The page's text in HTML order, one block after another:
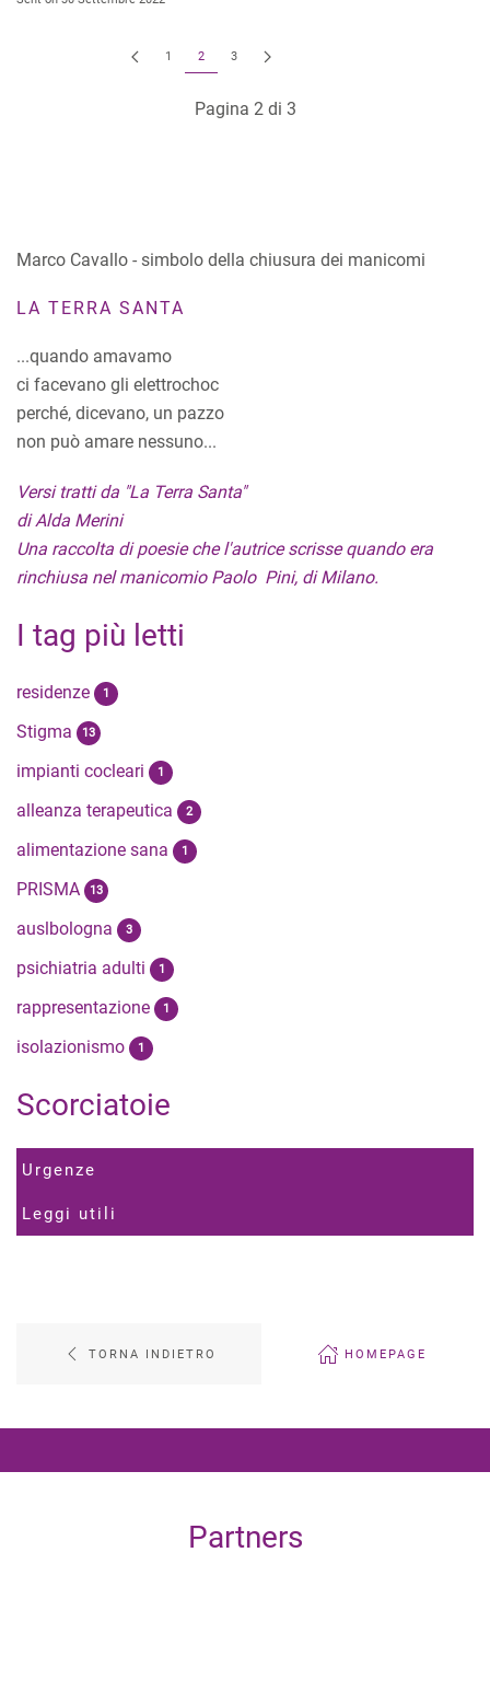
1 2 3
Pagina 2 di 3
Marco Cavallo - simbolo della chiusura dei manicomi
LA TERRA SANTA
...quando amavamo
ci facevano gli elettrochoc
perché, dicevano, un pazzo
non può amare nessuno...
Versi tratti da "La Terra Santa"
di Alda Merini
Una raccolta di poesie che l'autrice scrisse quando era
rinchiusa nel manicomio Paolo Pini, di Milano.
I tag più letti
residenze 1
Stigma 13
impianti cocleari 1
alleanza terapeutica 2
alimentazione sana 1
PRISMA 13
auslbologna 3
psichiatria adulti 1
rappresentazione 1
isolazionismo 1
Scorciatoie
Urgenze
Leggi utili
TORNA INDIETRO HOMEPAGE
Partners